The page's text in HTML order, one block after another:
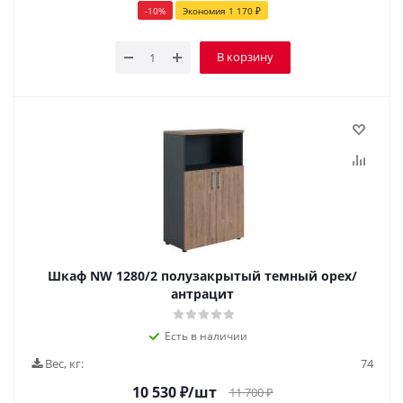
-10% Экономия 1 170₽
В корзину
Шкаф NW 1280/2 полузакрытый темный орех/
антрацит
Есть в наличии
Вес, кг: 74
10 530₽/шт 11 700₽